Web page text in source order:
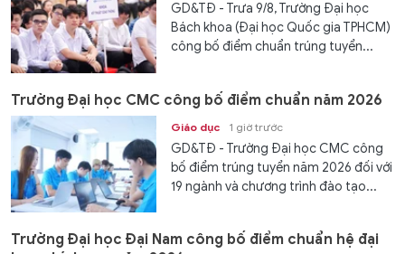
GD&TĐ - Trưa 9/8, Trường Đại học
Bách khoa (Đại học Quốc gia TPHCM)
công bố điểm chuẩn trúng tuyển...
Trường Đại học CMC công bố điểm chuẩn năm 2026
Giáo dục 1 giờ trước
GD&TĐ - Trường Đại học CMC công
bố điểm trúng tuyển năm 2026 đối với
19 ngành và chương trình đào tạo...
Trường Đại học Đại Nam công bố điểm chuẩn hệ đại